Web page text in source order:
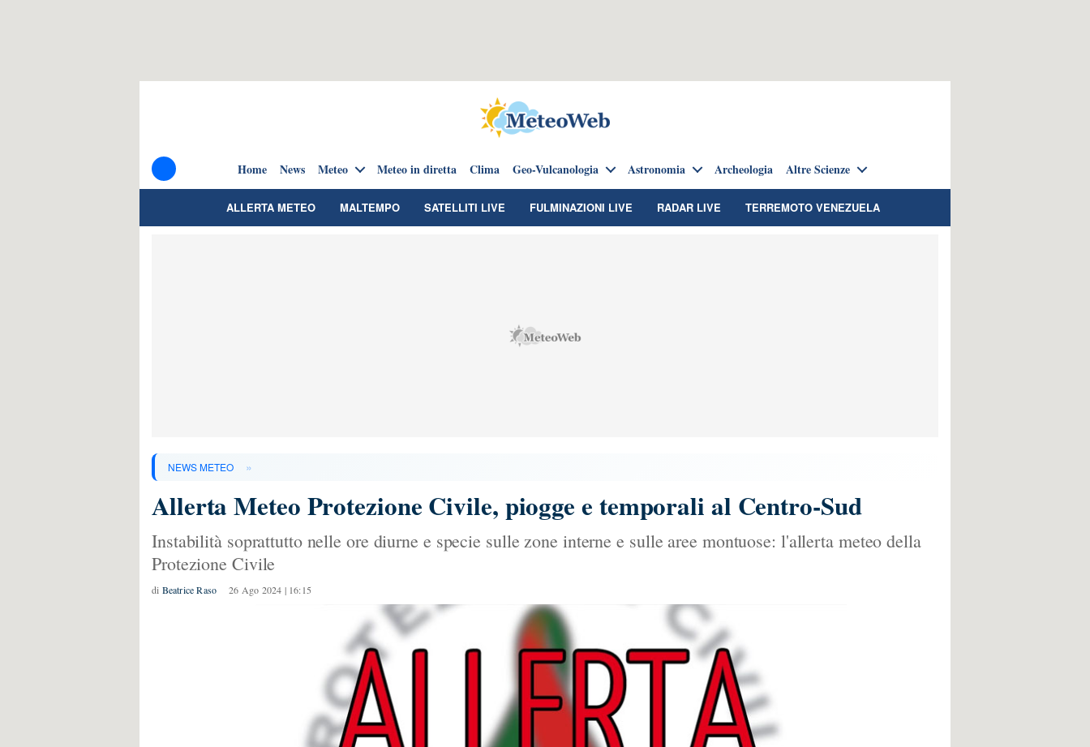
Home News Meteo Meteo in diretta Clima Geo-Vulcanologia Astronomia Archeologia Altre Scienze
ALLERTA METEO MALTEMPO SATELLITI LIVE FULMINAZIONI LIVE RADAR LIVE TERREMOTO VENEZUELA
NEWS METEO »
Allerta Meteo Protezione Civile, piogge e temporali al Centro-Sud
Instabilità soprattutto nelle ore diurne e specie sulle zone interne e sulle aree montuose: l'allerta meteo della
Protezione Civile
di Beatrice Raso 26 Ago 2024 | 16:15